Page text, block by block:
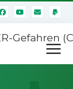
Gefahren
Menü
öffnen